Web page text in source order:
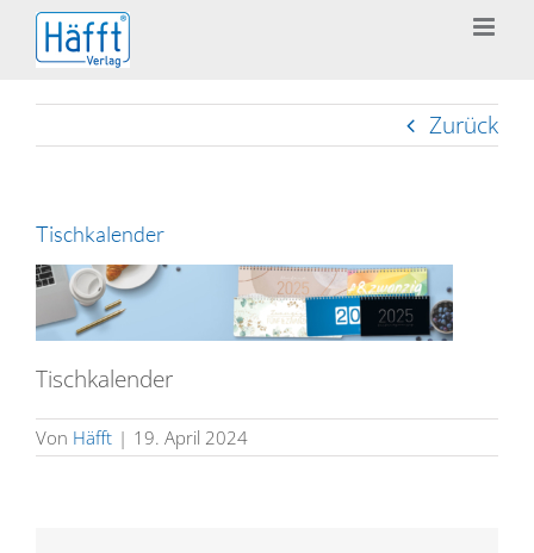
Zum
Inhalt
springen
Zurück
Tischkalender
Tischkalender
Von Häfft | 19. April 2024